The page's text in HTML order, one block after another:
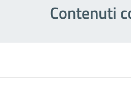
Contenuti